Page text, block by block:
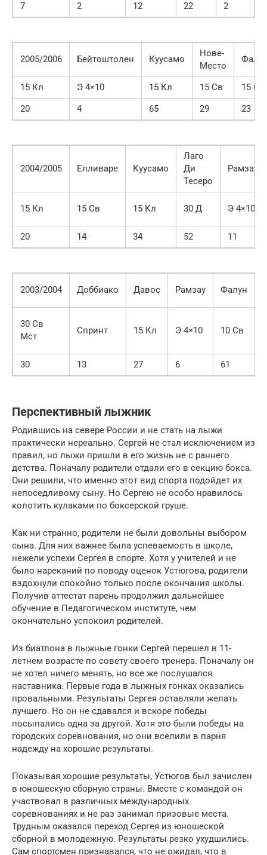
7
2 12 22 2
2005/2006 Бейтоштолен Куусамо
Нове-
Место
15 Кл Э 4×10 15 Кл 15 Св
15 Св
20
4 65 29 23
2004/2005 Елливаре Куусамо
Лаго
Ди
Тесеро
Рамзау
15 Кл 15 Св 15 Кл 30 Д Э 4×10
20 14 34 52 11
2003/2004 Доббиако Давос Рамзау Фалун
30 Св
Мст
Спринт 15 Кл Э 4×10 10 Св
30 13 27 6 61
Перспективный лыжник
Родившись на севере России и не стать на лыжи
практически нереально. Сергей не стал исключением из
правил, но лыжи пришли в его жизнь не с раннего
детства. Поначалу родители отдали его в секцию бокса.
Они решили, что именно этот вид спорта подойдет их
непоседливому сыну. Но Сергею не особо нравилось
колотить кулаками по боксерской груше.
Как ни странно, родители не были довольны выбором
сына. Для них важнее была успеваемость в школе,
нежели успехи Сергея в спорте. Хотя у учителей и не
было нареканий по поводу оценок Устюгова, родители
вздохнули спокойно только после окончания школы.
Получив аттестат парень продолжил дальнейшее
обучение в Педагогическом институте, чем
окончательно успокоил родителей.
Из биатлона в лыжные гонки Сергей перешел в 11-
летнем возрасте по совету своего тренера. Поначалу он
не хотел ничего менять, но все же послушался
наставника. Первые года в лыжных гонках оказались
провальными. Результаты Сергея оставляли желать
лучшего. Но он не сдавался и вскоре победы
посыпались одна за другой. Хотя это были победы на
городских соревнования, но они вселили в парня
надежду на хорошие результаты.
Показывая хорошие результаты, Устюгов был зачислен
в юношескую сборную страны. Вместе с командой он
участвовал в различных международных
соревнованиях и не раз занимал призовые места.
Трудным оказался переход Сергея из юношеской
сборной в молодежную. Результаты резко ухудшились.
Сам спортсмен признавался, что не ожидал, что в